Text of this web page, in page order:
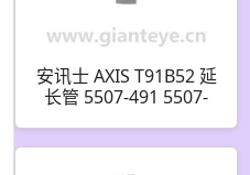
安讯士 AXIS T91B52 延
长管 5507-491 5507-